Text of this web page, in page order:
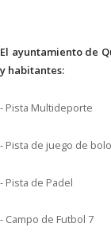
El ayuntamiento de
y habitantes:
- Pista Multideporte
- Pista de juego de
- Pista de Padel
- Campo de Futbol 7